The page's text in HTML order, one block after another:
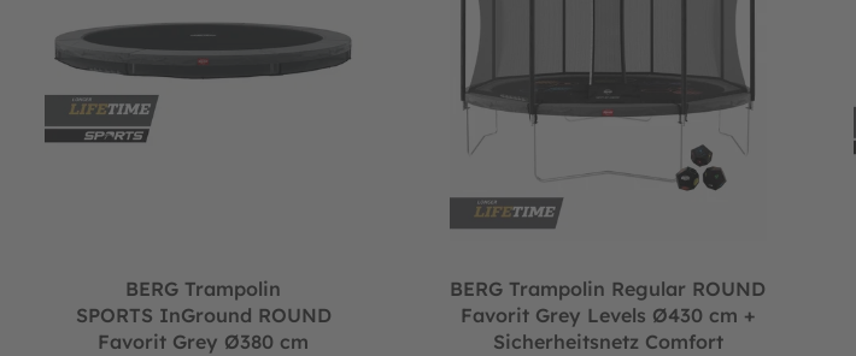
BERG Trampolin
SPORTS InGround ROUND
Favorit Grey Ø380 cm
BERG Trampolin Regular ROUND
Favorit Grey Levels Ø430 cm +
Sicherheitsnetz Comfort